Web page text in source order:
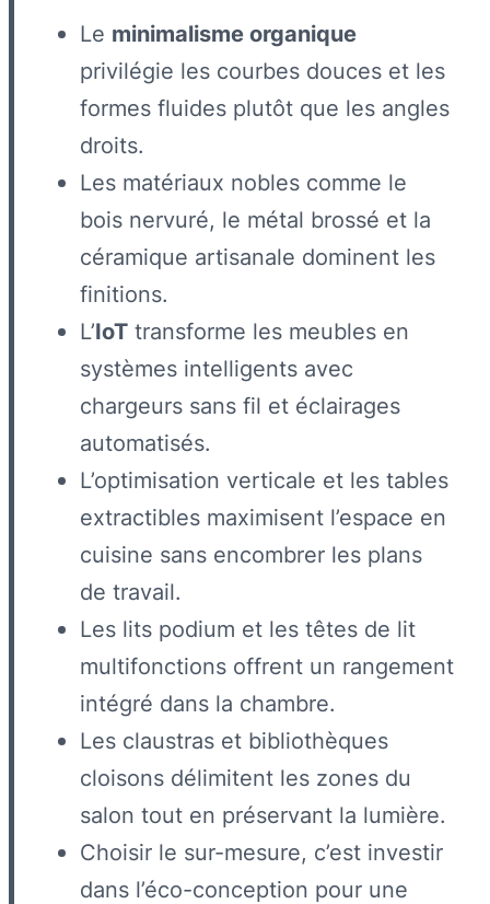
Le minimalisme organique
privilégie les courbes douces et les
formes fluides plutôt que les angles
droits.
Les matériaux nobles comme le
bois nervuré, le métal brossé et la
céramique artisanale dominent les
finitions.
L’IoT transforme les meubles en
systèmes intelligents avec
chargeurs sans fil et éclairages
automatisés.
L’optimisation verticale et les tables
extractibles maximisent l’espace en
cuisine sans encombrer les plans
de travail.
Les lits podium et les têtes de lit
multifonctions offrent un rangement
intégré dans la chambre.
Les claustras et bibliothèques
cloisons délimitent les zones du
salon tout en préservant la lumière.
Choisir le sur-mesure, c’est investir
dans l’éco-conception pour une